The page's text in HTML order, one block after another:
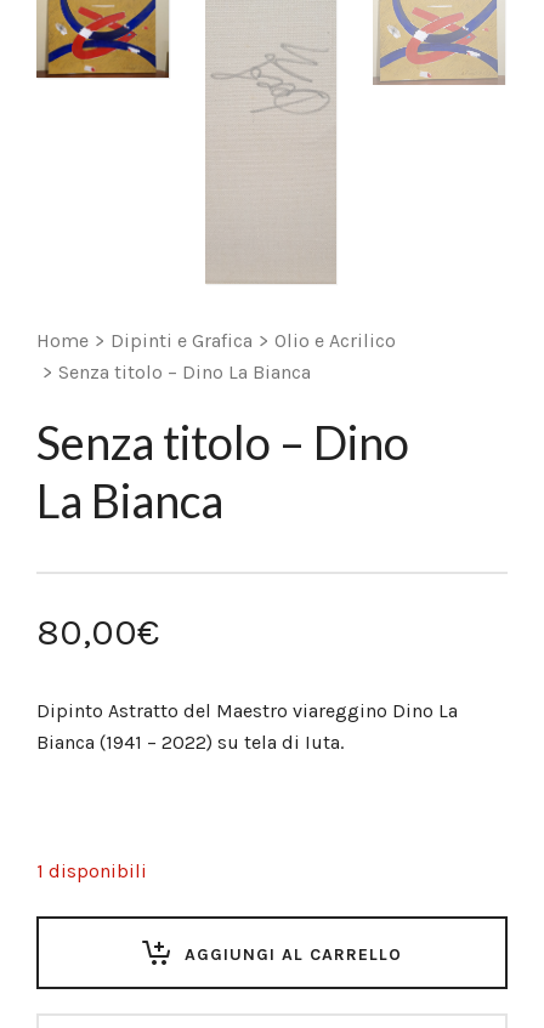
Home > Dipinti e Grafica > Olio e Acrilico
> Senza titolo – Dino La Bianca
Senza titolo – Dino
La Bianca
80,00€
Dipinto Astratto del Maestro viareggino Dino La
Bianca (1941 – 2022) su tela di Iuta.
1 disponibili
AGGIUNGI AL CARRELLO